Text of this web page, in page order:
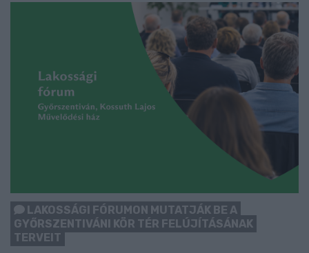
LAKOSSÁGI FÓRUMON MUTATJÁK BE A
GYŐRSZENTIVÁNI KÖR TÉR FELÚJÍTÁSÁNAK
TERVEIT